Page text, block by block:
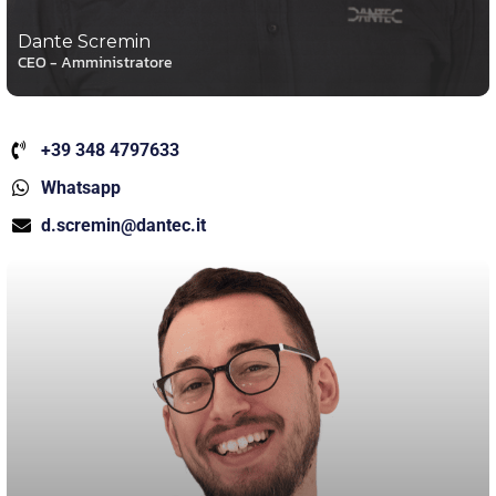
Dante Scremin
CEO - Amministratore
+39 348 4797633
Whatsapp
d.scremin@dantec.it